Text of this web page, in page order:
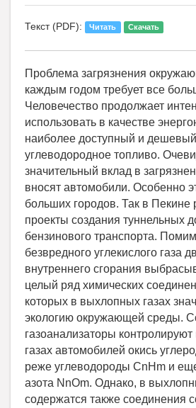
Текст (PDF): Читать Скачать
Проблема загрязнения
каждым годом требует все
Человечество продолжает
использовать в качестве
наиболее доступный и дешевый
углеводородное топливо.
значительный вклад в
вносят автомобили. Особенно
больших городов. Так в Пекине
проекты создания туннельных
бензинового транспорта.
безвредного углекислого газа
внутреннего сгорания
целый ряд химических
которых в выхлопных газах
экологию окружающей среды.
газоанализаторы
газах автомобилей окись
реже углеводороды CnHm и
азота NnOm. Однако, в
содержатся также соединения